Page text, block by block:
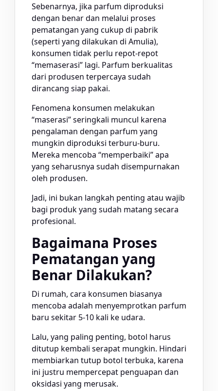
Sebenarnya, jika parfum diproduksi
dengan benar dan melalui proses
pematangan yang cukup di pabrik
(seperti yang dilakukan di Amulia),
konsumen tidak perlu repot-repot
“memaserasi” lagi. Parfum berkualitas
dari produsen terpercaya sudah
dirancang siap pakai.
Fenomena konsumen melakukan
“maserasi” seringkali muncul karena
pengalaman dengan parfum yang
mungkin diproduksi terburu-buru.
Mereka mencoba “memperbaiki” apa
yang seharusnya sudah disempurnakan
oleh produsen.
Jadi, ini bukan langkah penting atau wajib
bagi produk yang sudah matang secara
profesional.
Bagaimana Proses
Pematangan yang
Benar Dilakukan?
Di rumah, cara konsumen biasanya
mencoba adalah menyemprotkan parfum
baru sekitar 5-10 kali ke udara.
Lalu, yang paling penting, botol harus
ditutup kembali serapat mungkin. Hindari
membiarkan tutup botol terbuka, karena
ini justru mempercepat penguapan dan
oksidasi yang merusak.